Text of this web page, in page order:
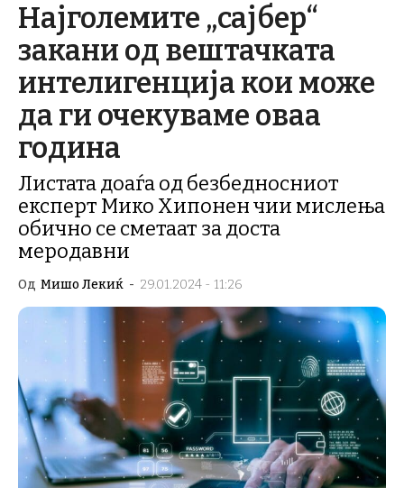
Најголемите „сајбер“
закани од вештачката
интелигенција кои може
да ги очекуваме оваа
година
Листата доаѓа од безбедносниот
експерт Мико Хипонен чии мислења
обично се сметаат за доста
меродавни
Од Мишо Лекиќ - 29.01.2024 - 11:26